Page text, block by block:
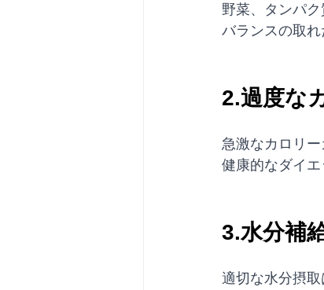
野菜、タンパ
バランスの取
2.過度な
急激なカロリ
健康的なダイエ
3.水分補
適切な水分摂